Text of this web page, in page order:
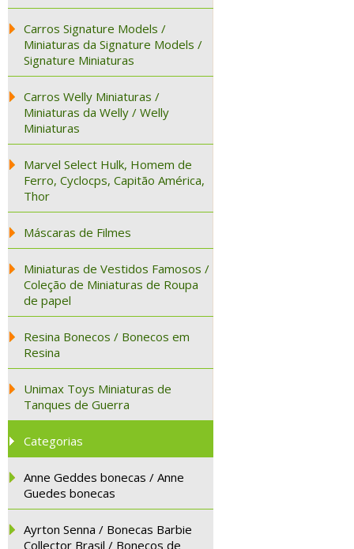
Carros Signature Models /
Miniaturas da Signature Models /
Signature Miniaturas
Carros Welly Miniaturas /
Miniaturas da Welly / Welly
Miniaturas
Marvel Select Hulk, Homem de
Ferro, Cyclocps, Capitão América,
Thor
Máscaras de Filmes
Miniaturas de Vestidos Famosos /
Coleção de Miniaturas de Roupa
de papel
Resina Bonecos / Bonecos em
Resina
Unimax Toys Miniaturas de
Tanques de Guerra
Categorias
Anne Geddes bonecas / Anne
Guedes bonecas
Ayrton Senna / Bonecas Barbie
Collector Brasil / Bonecos de